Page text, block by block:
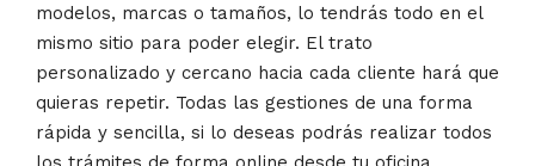
modelos, marcas o tamaños, lo tendrás todo en el
mismo sitio para poder elegir. El trato
personalizado y cercano hacia cada cliente hará que
quieras repetir. Todas las gestiones de una forma
rápida y sencilla, si lo deseas podrás realizar todos